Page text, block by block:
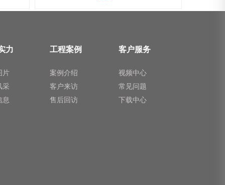
力
片
采
息
工程案例
案例介绍
客户来访
售后回访
客户服务
视频中心
常见问题
下载中心